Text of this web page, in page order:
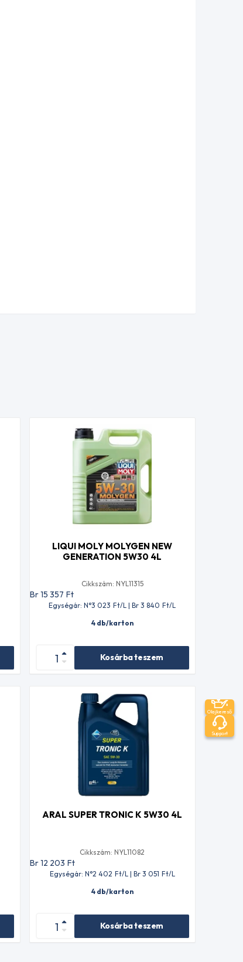
LIQUI MOLY MOLYGEN NEW
GENERATION 5W30 4L
Cikkszám: NYL11315
Br 15 357 Ft
Egységár: N°3 023 Ft/L | Br 3 840 Ft/L
4 db/karton
Kosárba teszem
ARAL SUPER TRONIC K 5W30 4L
Cikkszám: NYL11082
Br 12 203 Ft
Egységár: N°2 402 Ft/L | Br 3 051 Ft/L
4 db/karton
Kosárba teszem
Olajkereső
Support